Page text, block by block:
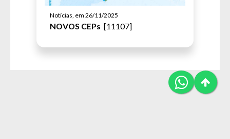
Notícias, em 26/11/2025
NOVOS CEPs [11107]